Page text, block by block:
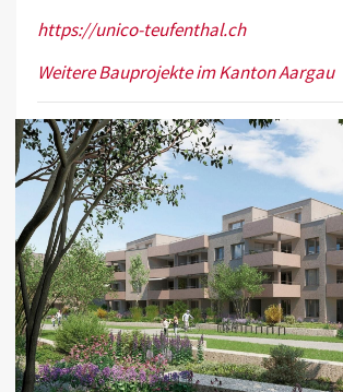
https://unico-teufenthal.ch
Weitere Bauprojekte im Kanton Aargau